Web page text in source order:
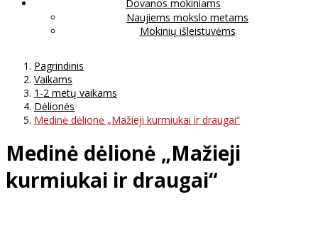
Dovanos mokiniams
Naujiems mokslo metams
Mokinių išleistuvėms
Pagrindinis
Vaikams
1-2 metų vaikams
Dėlionės
Medinė dėlionė „Mažieji kurmiukai ir draugai“
Medinė dėlionė „Mažieji
kurmiukai ir draugai“